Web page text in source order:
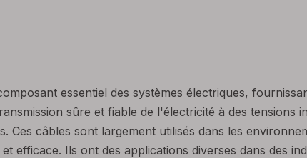
essentiel des systèmes électriques,
sûre et fiable de l'électricité à des tensions
Ces câbles sont largement utilisés dans les
efficace. Ils ont des applications diverses dans des